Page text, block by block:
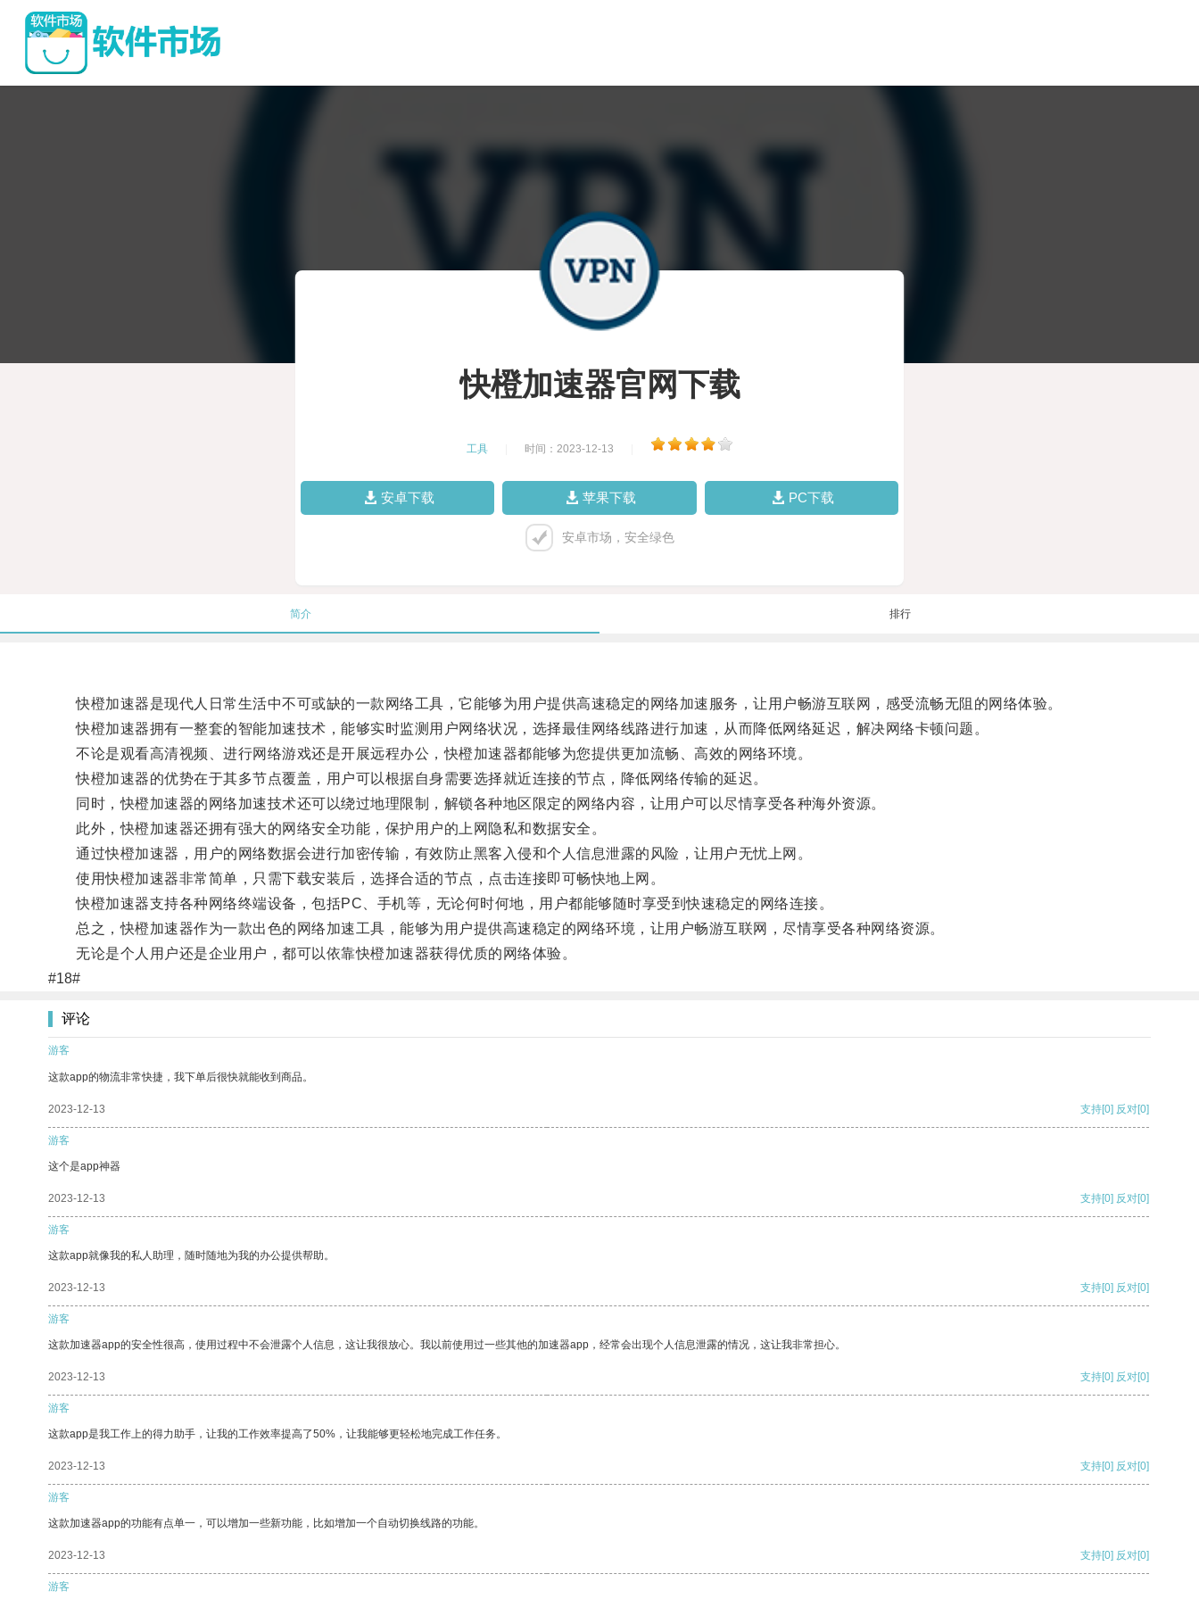
快橙加速器官网下载
工具 时间：2023-12-13
安卓下载 苹果下载 PC下载
安卓市场，安全绿色
简介 排行
快橙加速器是现代人日常生活中不可或缺的一款网络工具，它能够为用户提供高速稳定的网络加速服务，让用户畅游互联网，感受流畅无阻的网络体验。
快橙加速器拥有一整套的智能加速技术，能够实时监测用户网络状况，选择最佳网络线路进行加速，从而降低网络延迟，解决网络卡顿问题。
不论是观看高清视频、进行网络游戏还是开展远程办公，快橙加速器都能够为您提供更加流畅、高效的网络环境。
快橙加速器的优势在于其多节点覆盖，用户可以根据自身需要选择就近连接的节点，降低网络传输的延迟。
同时，快橙加速器的网络加速技术还可以绕过地理限制，解锁各种地区限定的网络内容，让用户可以尽情享受各种海外资源。
此外，快橙加速器还拥有强大的网络安全功能，保护用户的上网隐私和数据安全。
通过快橙加速器，用户的网络数据会进行加密传输，有效防止黑客入侵和个人信息泄露的风险，让用户无忧上网。
使用快橙加速器非常简单，只需下载安装后，选择合适的节点，点击连接即可畅快地上网。
快橙加速器支持各种网络终端设备，包括PC、手机等，无论何时何地，用户都能够随时享受到快速稳定的网络连接。
总之，快橙加速器作为一款出色的网络加速工具，能够为用户提供高速稳定的网络环境，让用户畅游互联网，尽情享受各种网络资源。
无论是个人用户还是企业用户，都可以依靠快橙加速器获得优质的网络体验。
#18#
评论
游客
这款app的物流非常快捷，我下单后很快就能收到商品。
2023-12-13 支持[0] 反对[0]
游客
这个是app神器
2023-12-13 支持[0] 反对[0]
游客
这款app就像我的私人助理，随时随地为我的办公提供帮助。
2023-12-13 支持[0] 反对[0]
游客
这款加速器app的安全性很高，使用过程中不会泄露个人信息，这让我很放心。我以前使用过一些其他的加速器app，经常会出现个人信息泄露的情况，这让我非常担心。
2023-12-13 支持[0] 反对[0]
游客
这款app是我工作上的得力助手，让我的工作效率提高了50%，让我能够更轻松地完成工作任务。
2023-12-13 支持[0] 反对[0]
游客
这款加速器app的功能有点单一，可以增加一些新功能，比如增加一个自动切换线路的功能。
2023-12-13 支持[0] 反对[0]
游客